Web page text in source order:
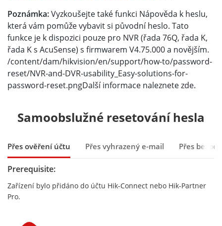
Poznámka:Vyzkoušejte také funkci Nápověda k heslu,
která vám pomůže vybavit si původní heslo. Tato
funkce je k dispozici pouze pro NVR (řada 76Q, řada K,
řada K s AcuSense) s firmwarem V4.75.000 a novějším.
/content/dam/hikvision/en/support/how-to/password-
reset/NVR-and-DVR-usability_Easy-solutions-for-
password-reset.pngDalší informace naleznete zde.
Samoobslužné resetování hesla
Přes ověření účtu Přes vyhrazený e-mail Přes
Prerequisite:
Zařízení bylo přidáno do účtu Hik-Connect nebo Hik-Partner
Pro.